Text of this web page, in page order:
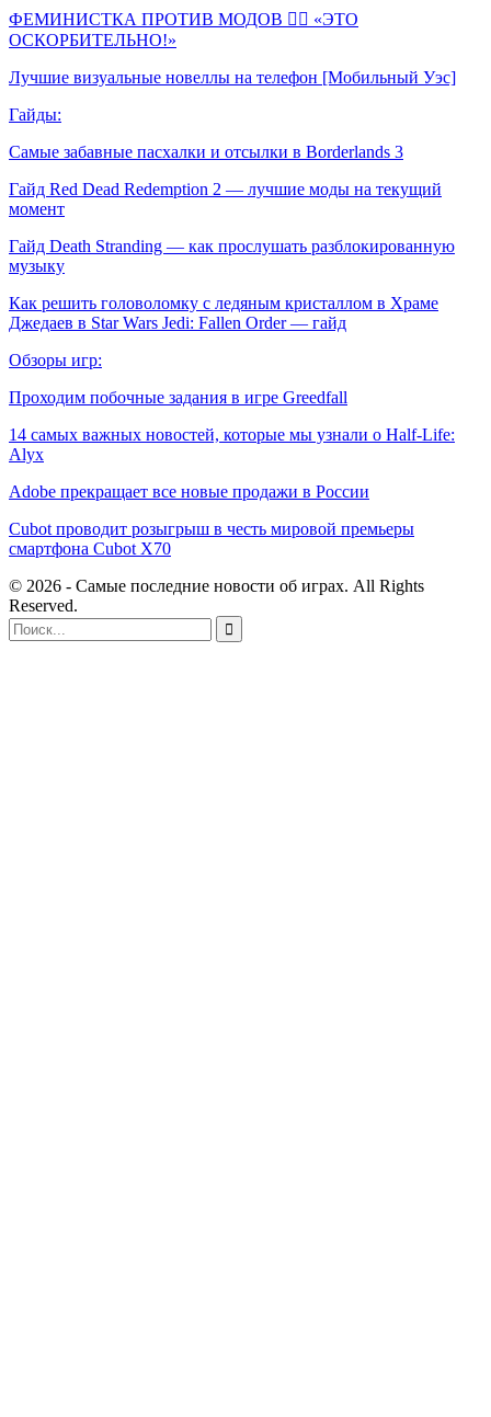
ФЕМИНИСТКА ПРОТИВ МОДОВ 🤦‍♀️ «ЭТО
ОСКОРБИТЕЛЬНО!»
Лучшие визуальные новеллы на телефон [Мобильный Уэс]
Гайды:
Самые забавные пасхалки и отсылки в Borderlands 3
Гайд Red Dead Redemption 2 — лучшие моды на текущий
момент
Гайд Death Stranding — как прослушать разблокированную
музыку
Как решить головоломку с ледяным кристаллом в Храме
Джедаев в Star Wars Jedi: Fallen Order — гайд
Обзоры игр:
Проходим побочные задания в игре Greedfall
14 самых важных новостей, которые мы узнали о Half-Life:
Alyx
Adobe прекращает все новые продажи в России
Cubot проводит розыгрыш в честь мировой премьеры
смартфона Cubot X70
© 2026 - Самые последние новости об играх. All Rights
Reserved.